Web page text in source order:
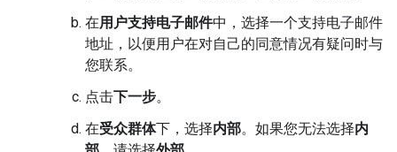
在用户支持电子邮件中，选择一个支持电子邮件
地址，以便用户在对自己的同意情况有疑问时与
您联系。
点击下一步。
在受众群体下，选择内部。如果您无法选择内